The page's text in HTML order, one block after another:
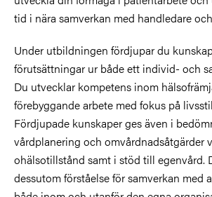
tid i nära samverkan med handledare
Under utbildningen fördjupar du
förutsättningar ur både ett individ- och
Du utvecklar kompetens inom
förebyggande arbete med fokus på
Fördjupade kunskaper ges även i
vårdplanering och omvårdnadsåtgärder
ohälsotillstånd samt i stöd till egenvård.
dessutom förståelse för samverkan med